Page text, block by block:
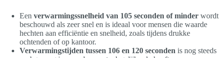
Een verwarmingssnelheid van 105 seconden of minder wordt
beschouwd als zeer snel en is ideaal voor mensen die waarde
hechten aan efficiëntie en snelheid, zoals tijdens drukke
ochtenden of op kantoor.
Verwarmingstijden tussen 106 en 120 seconden is nog steeds